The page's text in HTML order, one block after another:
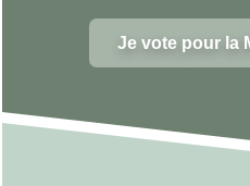
Je vote pour la